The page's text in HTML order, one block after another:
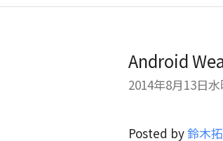
Android
2014年8月13日
Posted by鈴木